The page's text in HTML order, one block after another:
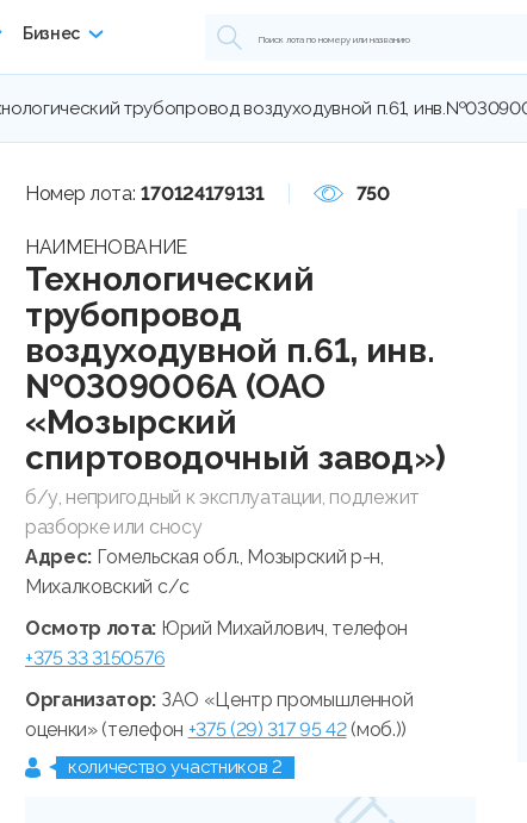
Бизнес
трубопровод воздуходувной п.61,
Номер лота: 170124179131 750
НАИМЕНОВАНИЕ
Технологический
трубопровод
воздуходувной п.61, инв.
№0309006А (ОАО
«Мозырский
спиртоводочный завод»)
б/у, непригодный к эксплуатации, подлежит
разборке или сносу
Адрес: Гомельская обл., Мозырский р-н,
Михалковский с/с
Осмотр лота: Юрий Михайлович, телефон
+375 33 3150576
Организатор: ЗАО «Центр промышленной
оценки» (телефон +375 (29) 317 95 42(моб.))
количество участников 2